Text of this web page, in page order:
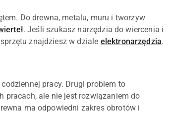
Do drewna, metalu, muru i tworzyw
. Jeśli szukasz narzędzia do wiercenia i
znajdziesz w dziale elektronarzędzia.
pracy. Drugi problem to
pracach, ale nie jest rozwiązaniem do
ma odpowiedni zakres obrotów i